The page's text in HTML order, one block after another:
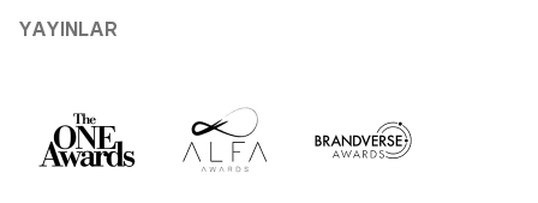
YAYINLAR